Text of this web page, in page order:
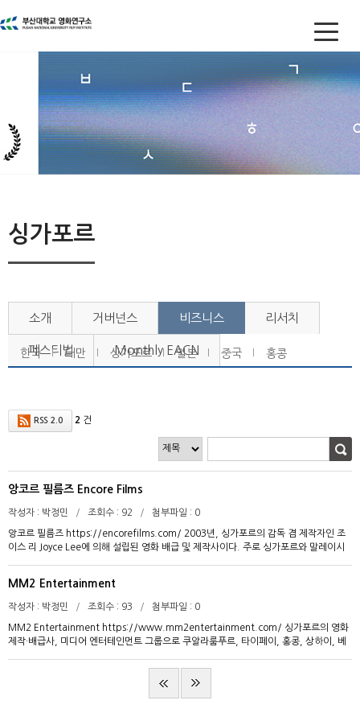
싱가포르
소개 거버넌스 비즈니스
한국 대만 싱가포르 일본 중국 홍콩
리서치
페스티벌 Monthly EACN
RSS 2.0 2 건
앙코르 필름즈 Encore Films
작성자 박정민 조회수 92 첨부파일 0
앙코르 필름즈 https://encorefilms.com/ 2003년, 싱가포르의 감독 겸 제작자인 조
이스 리 Joyce Lee에 의해 설립된 영화 배급 및 제작사이다. 주로 싱가포르와 말레이시
싱가포르와 베트남 등에서 크게 흥행하였다. 앙코르 필름즈는 13년간 영화 배급사업을
진행한 후, 2016년 5월 첫 제작 영화인 最佳?扮 를 공개하였다. 이 작품은 2016년 싱가
가포르 달러 이상의 수익을 올린 바 있다. 영화 제작과 배급을 통해 이어진 다수의 국내외
파트너들과의 협력 관계를 기반으로 뛰어난 싱가포르 콘텐츠를 지속적으로 제작하여 글
MM2 Entertainment
작성자 박정민 조회수 93 첨부파일 0
MM2 Entertainment https://www.mm2entertainment.com/ 싱가포르의 영화
제작·배급사, 미디어 엔터테인먼트 그룹으로 쿠알라룸푸르, 타이페이, 홍콩, 상하이, 베
하고 있다. mm2는 2008년 말레이시아에서 설립되었으며 2014년 싱가포르 영화 제작
사로는 최초로 싱가포르 거래소에 상장되었다. 이후 3D애니메이션, VFX, CGI 등을 전
문으로 하는 포스트 프로덕션 회사와 이벤트 제작 및 콘서트 홍보 회사의 지분을 인수하